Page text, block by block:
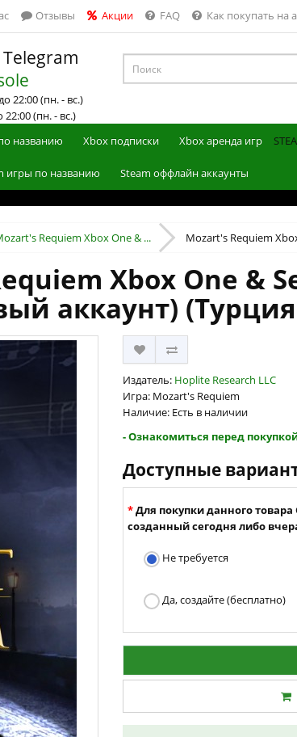
Отзывы Акции FAQ Как покупать на
22:00 (пн. - вс.)
(пн. - вс.)
названию Xbox подписки Xbox аренда игр
игры по названию Steam оффлайн аккаунты
Requiem Xbox One & ... Mozart's Requiem
Xbox One &
аккаунт)
Издатель: Hoplite Research LLC
Игра: Mozart's Requiem
Наличие: Есть в наличии
- Ознакомиться перед
Доступные
Для покупки данного
созданный сегодня либо
Не требуется
Да, создайте (бесплатно)